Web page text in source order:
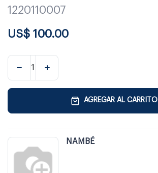
1220110007
US$ 100.00
AGREGAR AL CARRITO
NAMBÉ